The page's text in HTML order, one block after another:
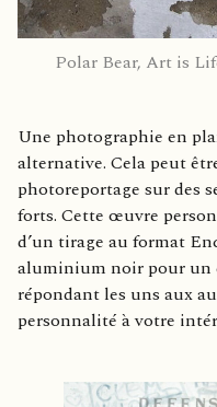
Polar Bear, Art is
Une photographie en
alternative. Cela peut
photoreportage sur des
forts. Cette œuvre
d’un tirage au format
aluminium noir pour un
répondant les uns aux
personnalité à votre